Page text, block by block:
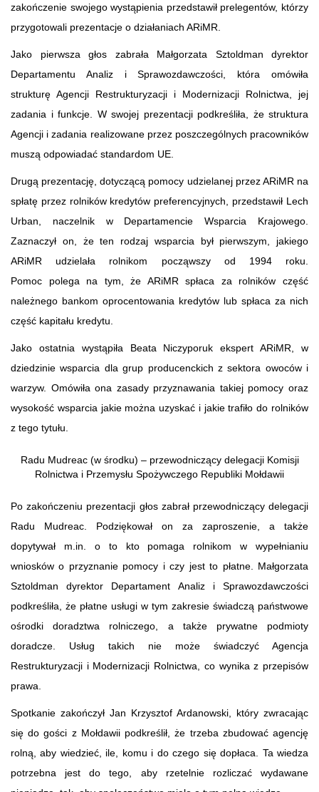
zakończenie swojego wystąpienia przedstawił prelegentów, którzy
przygotowali prezentacje o działaniach ARiMR.
Jako pierwsza głos zabrała Małgorzata Sztoldman dyrektor
Departamentu Analiz i Sprawozdawczości, która omówiła
strukturę Agencji Restrukturyzacji i Modernizacji Rolnictwa, jej
zadania i funkcje. W swojej prezentacji podkreśliła, że struktura
Agencji i zadania realizowane przez poszczególnych pracowników
muszą odpowiadać standardom UE.
Drugą prezentację, dotyczącą pomocy udzielanej przez ARiMR na
spłatę przez rolników kredytów preferencyjnych, przedstawił Lech
Urban, naczelnik w Departamencie Wsparcia Krajowego.
Zaznaczył on, że ten rodzaj wsparcia był pierwszym, jakiego
ARiMR udzielała rolnikom począwszy od 1994 roku.
Pomoc polega na tym, że ARiMR spłaca za rolników część
należnego bankom oprocentowania kredytów lub spłaca za nich
część kapitału kredytu.
Jako ostatnia wystąpiła Beata Niczyporuk ekspert ARiMR, w
dziedzinie wsparcia dla grup producenckich z sektora owoców i
warzyw. Omówiła ona zasady przyznawania takiej pomocy oraz
wysokość wsparcia jakie można uzyskać i jakie trafiło do rolników
z tego tytułu.
Radu Mudreac (w środku) – przewodniczący delegacji Komisji
Rolnictwa i Przemysłu Spożywczego Republiki Mołdawii
Po zakończeniu prezentacji głos zabrał przewodniczący delegacji
Radu Mudreac. Podziękował on za zaproszenie, a także
dopytywał m.in. o to kto pomaga rolnikom w wypełnianiu
wniosków o przyznanie pomocy i czy jest to płatne. Małgorzata
Sztoldman dyrektor Departament Analiz i Sprawozdawczości
podkreśliła, że płatne usługi w tym zakresie świadczą państwowe
ośrodki doradztwa rolniczego, a także prywatne podmioty
doradcze. Usług takich nie może świadczyć Agencja
Restrukturyzacji i Modernizacji Rolnictwa, co wynika z przepisów
prawa.
Spotkanie zakończył Jan Krzysztof Ardanowski, który zwracając
się do gości z Mołdawii podkreślił, że trzeba zbudować agencję
rolną, aby wiedzieć, ile, komu i do czego się dopłaca. Ta wiedza
potrzebna jest do tego, aby rzetelnie rozliczać wydawane